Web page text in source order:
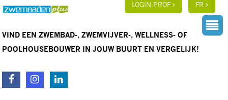
LOGIN PROF FR
VIND EEN ZWEMBAD-, ZWEMVIJVER-, WELLNESS- OF
POOLHOUSEBOUWER IN JOUW BUURT EN VERGELIJK!